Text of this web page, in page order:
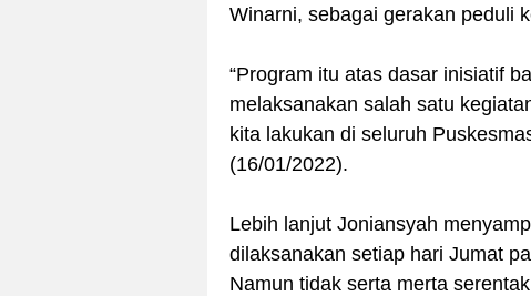
Winarni, sebagai gerakan peduli
“Program itu atas dasar inisiatif
melaksanakan salah satu
kita lakukan di seluruh
(16/01/2022).
Lebih lanjut Joniansyah
dilaksanakan setiap hari Jumat
Namun tidak serta merta